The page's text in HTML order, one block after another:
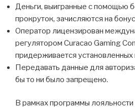
Деньги, выигранные с помощью
прокруток, зачисляются на
Оператор лицензирован
регулятором Curacao Gaming
придерживается установленных
Передавать данные для
бы то ни было запрещено.
В рамках программы